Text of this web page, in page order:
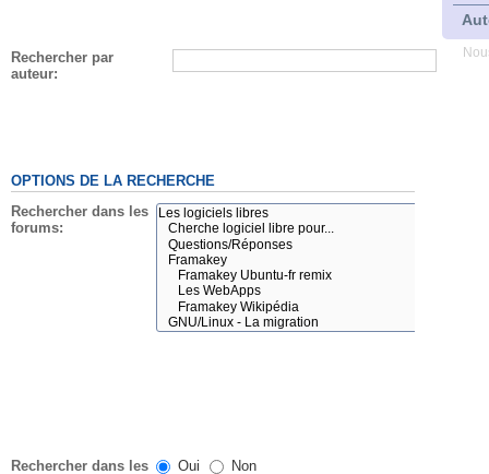
Rechercher par
auteur:
OPTIONS DE LA RECHERCHE
Rechercher dans les
forums:
Rechercher dans les Oui Non